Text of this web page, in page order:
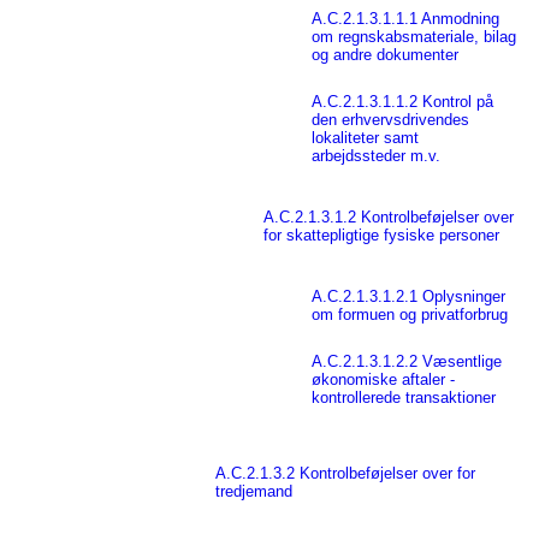
A.C.2.1.3.1.1.1 Anmodning
om regnskabsmateriale, bilag
og andre dokumenter
A.C.2.1.3.1.1.2 Kontrol på
den erhvervsdrivendes
lokaliteter samt
arbejdssteder m.v.
A.C.2.1.3.1.2 Kontrolbeføjelser over
for skattepligtige fysiske personer
A.C.2.1.3.1.2.1 Oplysninger
om formuen og privatforbrug
A.C.2.1.3.1.2.2 Væsentlige
økonomiske aftaler -
kontrollerede transaktioner
A.C.2.1.3.2 Kontrolbeføjelser over for
tredjemand